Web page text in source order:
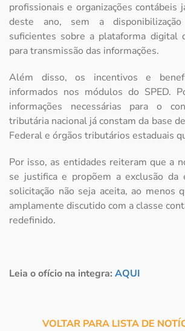
profissionais e organizações contábeis
deste ano, sem a
suficientes sobre a plataforma digital
para transmissão das informações.
Além disso, os incentivos e
informados nos módulos do SPED.
informações necessárias para o
tributária nacional já constam da base
Federal e órgãos tributários estaduais
Por isso, as entidades reiteram que a
se justifica e propõem a exclusão da
solicitação não seja aceita, ao menos
amplamente discutido com a classe
redefinido.
Leia o ofício na integra: AQUI
VOLTAR PARA LISTA DE